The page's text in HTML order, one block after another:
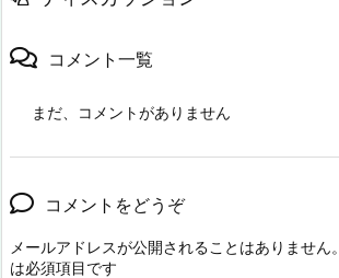
コメント一覧
まだ、コメントがありません
コメントをどうぞ
メールアドレスが公開されることはありません。
は必須項目です